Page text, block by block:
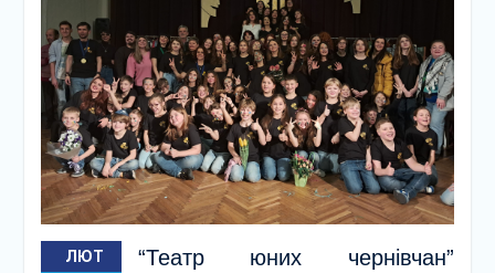
ЛЮТ
“Театр юних чернівчан”